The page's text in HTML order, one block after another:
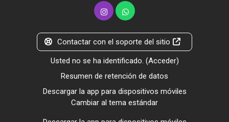
Contactar con el soporte del sitio
Usted no se ha identificado. (Acceder)
Resumen de retención de datos
Descargar la app para dispositivos móviles
Cambiar al tema estándar